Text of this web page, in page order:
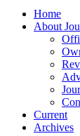
Home
About
Current
Archives